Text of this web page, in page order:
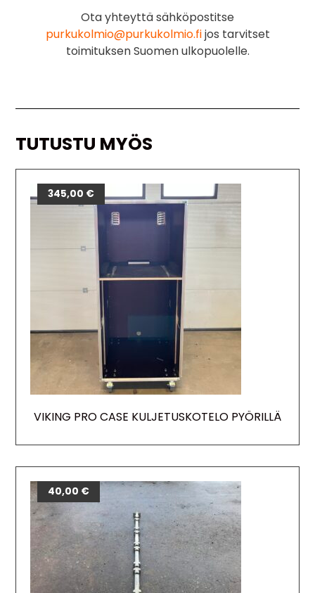
Ota yhteyttä sähköpostitse
purkukolmio@purkukolmio.fijos tarvitset
toimituksen Suomen ulkopuolelle.
TUTUSTU MYÖS
VIKING PRO CASE KULJETUSKOTELO PYÖRILLÄ
345,00 €
40,00 €